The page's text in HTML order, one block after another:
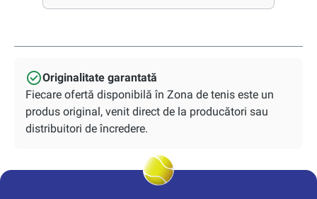
Originalitate garantată
Fiecare ofertă disponibilă în Zona de tenis este un
produs original, venit direct de la producători sau
distribuitori de încredere.